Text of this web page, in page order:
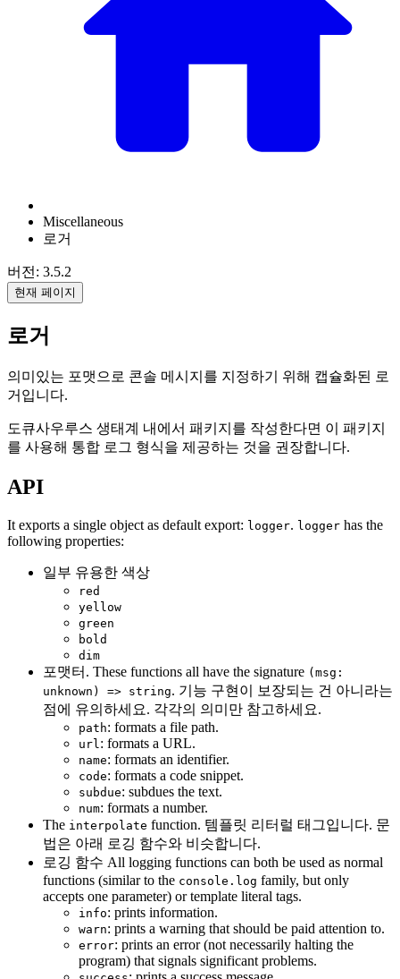
Miscellaneous
로거
버전: 3.5.2
현재 페이지
로거
의미있는 포맷으로 콘솔 메시지를 지정하기 위해 캡슐화된 로
거입니다.
도큐사우루스 생태계 내에서 패키지를 작성한다면 이 패키지
를 사용해 통합 로그 형식을 제공하는 것을 권장합니다.
API
It exports a single object as default export: logger. logger has the
following properties:
일부 유용한 색상
red
yellow
green
bold
dim
포맷터. These functions all have the signature (msg:
unknown) => string. 기능 구현이 보장되는 건 아니라는
점에 유의하세요. 각각의 의미만 참고하세요.
path: formats a file path.
url : formats a URL.
name: formats an identifier.
code: formats a code snippet.
subdue: subdues the text.
num: formats a number.
The interpolate function. 템플릿 리터럴 태그입니다. 문
법은 아래 로깅 함수와 비슷합니다.
로깅 함수 All logging functions can both be used as normal
functions (similar to the console.log family, but only
accepts one parameter) or template literal tags.
info: prints information.
warn: prints a warning that should be paid attention to.
error: prints an error (not necessarily halting the
program) that signals significant problems.